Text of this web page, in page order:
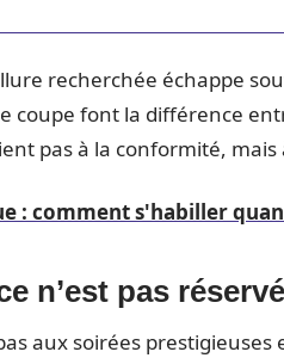
recherchée échappe
coupe font la différence
pas à la conformité, mais
: comment s'habiller
n’est pas
aux soirées